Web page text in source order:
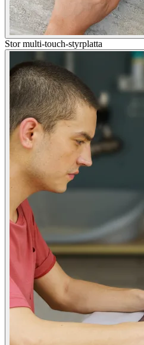
Stor multi-touch-styrplatta